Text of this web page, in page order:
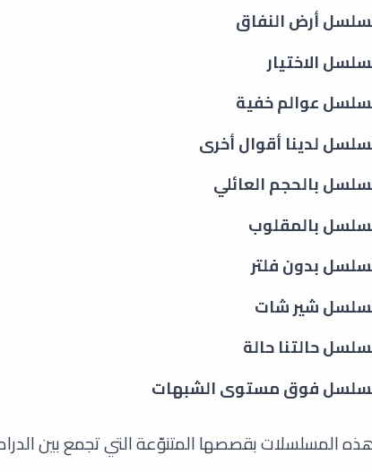
أرض النفاق
الاختيار
عوالم خفية
لدينا أقوال أخرى
بالحجم العائلي
بالمقلوب
بدون فلتر
شير شات
حالتنا حالة
فوق مستوى الشبهات
المسلسلات بقصصها المتنوّعة التي تجمع بين